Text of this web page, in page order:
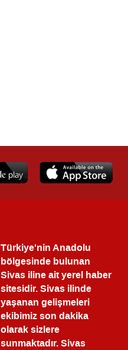
Türkiye'nin Anadolu
bölgesinde bulunan
Sivas iline ait yerel haber
sitesidir. Sivas ilinde
yaşanan gelişmeleri
ekibimiz son dakika
olarak sizlere
sunmaktadır.Sivas